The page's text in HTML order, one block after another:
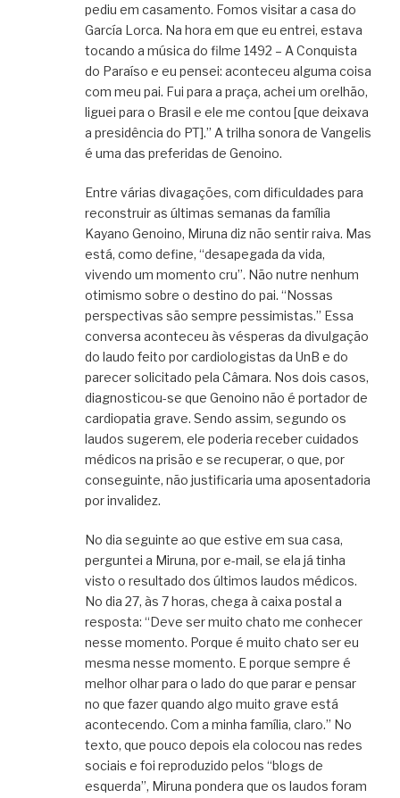
pediu em casamento. Fomos visitar a casa do
García Lorca. Na hora em que eu entrei, estava
tocando a música do filme 1492 – A Conquista
do Paraíso e eu pensei: aconteceu alguma coisa
com meu pai. Fui para a praça, achei um orelhão,
liguei para o Brasil e ele me contou [que deixava
a presidência do PT].” A trilha sonora de Vangelis
é uma das preferidas de Genoino.
Entre várias divagações, com dificuldades para
reconstruir as últimas semanas da família
Kayano Genoino, Miruna diz não sentir raiva. Mas
está, como define, “desapegada da vida,
vivendo um momento cru”. Não nutre nenhum
otimismo sobre o destino do pai. “Nossas
perspectivas são sempre pessimistas.” Essa
conversa aconteceu às vésperas da divulgação
do laudo feito por cardiologistas da UnB e do
parecer solicitado pela Câmara. Nos dois casos,
diagnosticou-se que Genoino não é portador de
cardiopatia grave. Sendo assim, segundo os
laudos sugerem, ele poderia receber cuidados
médicos na prisão e se recuperar, o que, por
conseguinte, não justificaria uma aposentadoria
por invalidez.
No dia seguinte ao que estive em sua casa,
perguntei a Miruna, por e-mail, se ela já tinha
visto o resultado dos últimos laudos médicos.
No dia 27, às 7 horas, chega à caixa postal a
resposta: “Deve ser muito chato me conhecer
nesse momento. Porque é muito chato ser eu
mesma nesse momento. E porque sempre é
melhor olhar para o lado do que parar e pensar
no que fazer quando algo muito grave está
acontecendo. Com a minha família, claro.” No
texto, que pouco depois ela colocou nas redes
sociais e foi reproduzido pelos “blogs de
esquerda”, Miruna pondera que os laudos foram